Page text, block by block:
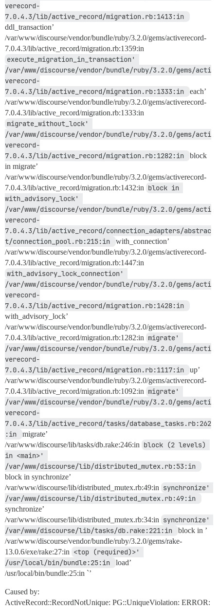
verecord-
ddl_transaction’
/var/www/discourse/vendor/bundle/ruby/3.2.0/gems/activerecord-
7.0.4.3/lib/active_record/migration.rb:1359:in
execute_migration_in_transaction'
/var/www/discourse/vendor/bundle/ruby/3.2.0/gems/acti
verecord-
7.0.4.3/lib/active_record/migration.rb:1333:in
each’
/var/www/discourse/vendor/bundle/ruby/3.2.0/gems/activerecord-
7.0.4.3/lib/active_record/migration.rb:1333:in
migrate_without_lock'
/var/www/discourse/vendor/bundle/ruby/3.2.0/gems/acti
verecord-
7.0.4.3/lib/active_record/migration.rb:1282:in
block
in migrate’
/var/www/discourse/vendor/bundle/ruby/3.2.0/gems/activerecord-
7.0.4.3/lib/active_record/migration.rb:1432:in block in
with_advisory_lock'
/var/www/discourse/vendor/bundle/ruby/3.2.0/gems/acti
verecord-
7.0.4.3/lib/active_record/connection_adapters/abstrac
t/connection_pool.rb:215:in
with_connection’
/var/www/discourse/vendor/bundle/ruby/3.2.0/gems/activerecord-
7.0.4.3/lib/active_record/migration.rb:1447:in
with_advisory_lock_connection'
/var/www/discourse/vendor/bundle/ruby/3.2.0/gems/acti
verecord-
with_advisory_lock’
/var/www/discourse/vendor/bundle/ruby/3.2.0/gems/activerecord-
7.0.4.3/lib/active_record/migration.rb:1282:in migrate'
/var/www/discourse/vendor/bundle/ruby/3.2.0/gems/acti
verecord-
7.0.4.3/lib/active_record/migration.rb:1117:in
up’
/var/www/discourse/vendor/bundle/ruby/3.2.0/gems/activerecord-
7.0.4.3/lib/active_record/migration.rb:1092:in migrate'
/var/www/discourse/vendor/bundle/ruby/3.2.0/gems/acti
verecord-
7.0.4.3/lib/active_record/tasks/database_tasks.rb:262
:in
migrate’
/var/www/discourse/lib/tasks/db.rake:246:in block (2 levels)
in <main>'
block in synchronize’
/var/www/discourse/lib/distributed_mutex.rb:49:in synchronize'
synchronize’
/var/www/discourse/lib/distributed_mutex.rb:34:in synchronize'
/var/www/discourse/lib/tasks/db.rake:221:in
block in ’
/var/www/discourse/vendor/bundle/ruby/3.2.0/gems/rake-
13.0.6/exe/rake:27:in <top (required)>'
/usr/local/bin/bundle:25:in
load’
/usr/local/bin/bundle:25:in `’
Caused by:
ActiveRecord::RecordNotUnique: PG::UniqueViolation: ERROR: